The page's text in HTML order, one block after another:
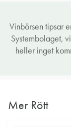
Vinbörsen tipsar
Systembolaget,
heller inget
Mer Rött